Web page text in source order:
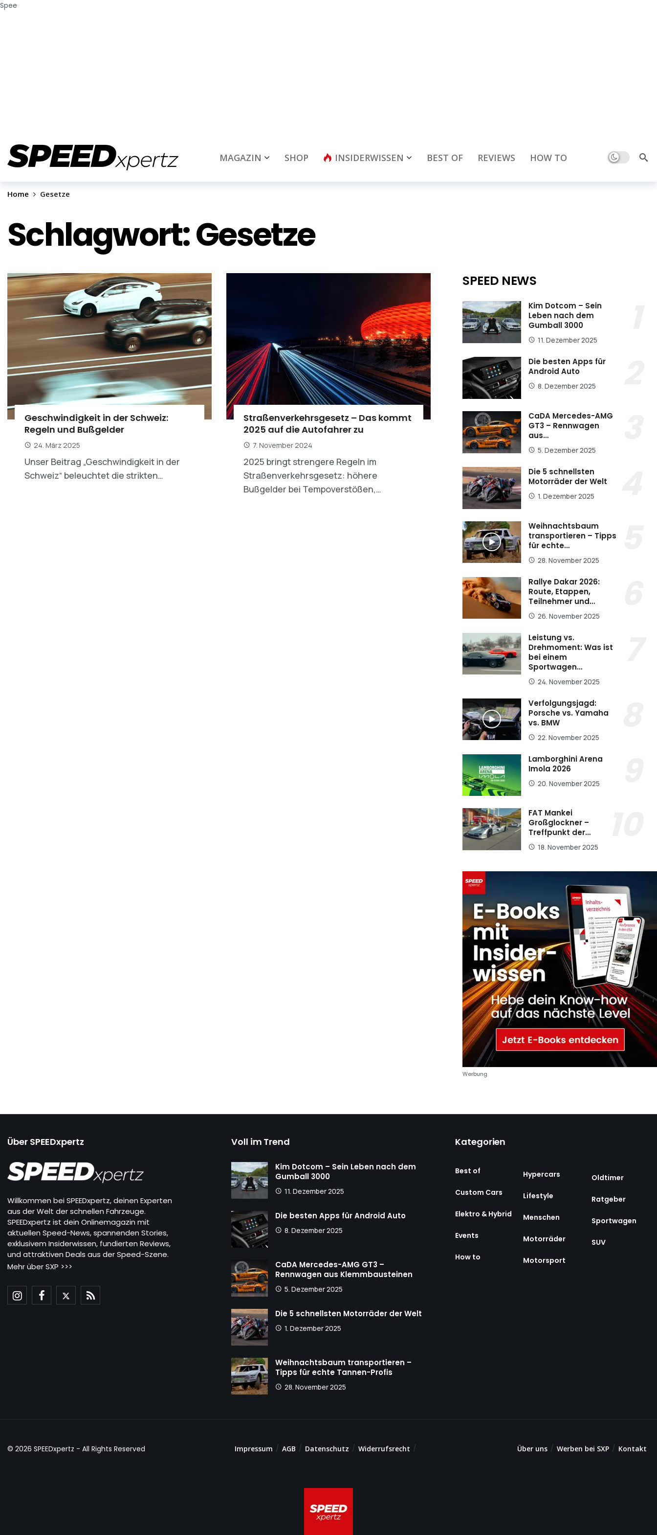
Spee
MAGAZIN SHOP INSIDERWISSEN BEST OF REVIEWS HOW TO Dark mode
Home Gesetze
Schlagwort:Gesetze
Geschwindigkeit in der Schweiz:
Regeln und Bußgelder
24. März 2025
Unser Beitrag „Geschwindigkeit in der
Schweiz“ beleuchtet die strikten…
Straßenverkehrsgesetz – Das kommt
2025 auf die Autofahrer zu
7. November 2024
2025 bringt strengere Regeln im
Straßenverkehrsgesetz: höhere
Bußgelder bei Tempoverstößen,…
SPEED NEWS
Kim Dotcom – Sein
Leben nach dem
Gumball 3000
11. Dezember 2025
Die besten Apps für
Android Auto
8. Dezember 2025
CaDA Mercedes-AMG
GT3 – Rennwagen
aus…
5. Dezember 2025
Die 5 schnellsten
Motorräder der Welt
1. Dezember 2025
Weihnachtsbaum
transportieren – Tipps
für echte…
28. November 2025
Rallye Dakar 2026:
Route, Etappen,
Teilnehmer und…
26. November 2025
Leistung vs.
Drehmoment: Was ist
bei einem
Sportwagen…
24. November 2025
Verfolgungsjagd:
Porsche vs. Yamaha
vs. BMW
22. November 2025
Lamborghini Arena
Imola 2026
20. November 2025
FAT Mankei
Großglockner –
Treffpunkt der…
18. November 2025
Werbung
Über SPEEDxpertz
Willkommen bei SPEEDxpertz, deinen Experten
aus der Welt der schnellen Fahrzeuge.
SPEEDxpertz ist dein Onlinemagazin mit
aktuellen Speed-News, spannenden Stories,
exklusivem Insiderwissen, fundierten Reviews,
und attraktiven Deals aus der Speed-Szene.
Mehr über SXP >>>
Voll im Trend
Kim Dotcom – Sein Leben nach dem
Gumball 3000
11. Dezember 2025
Die besten Apps für Android Auto
8. Dezember 2025
CaDA Mercedes-AMG GT3 –
Rennwagen aus Klemmbausteinen
5. Dezember 2025
Die 5 schnellsten Motorräder der Welt
1. Dezember 2025
Weihnachtsbaum transportieren –
Tipps für echte Tannen-Profis
28. November 2025
Kategorien
Best of
Custom Cars
Elektro & Hybrid
Events
How to
Hypercars
Lifestyle
Menschen
Motorräder
Motorsport
Oldtimer
Ratgeber
Sportwagen
SUV
© 2026 SPEEDxpertz - All Rights Reserved Impressum AGB Datenschutz Widerrufsrecht Über uns Werben bei SXP Kontakt